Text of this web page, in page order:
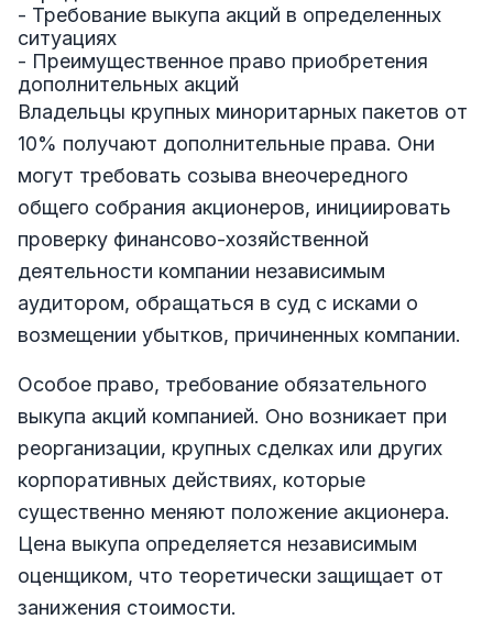
- Требование выкупа акций в определенных
ситуациях
- Преимущественное право приобретения
дополнительных акций
Владельцы крупных миноритарных пакетов от
10% получают дополнительные права. Они
могут требовать созыва внеочередного
общего собрания акционеров, инициировать
проверку финансово-хозяйственной
деятельности компании независимым
аудитором, обращаться в суд с исками о
возмещении убытков, причиненных компании.
Особое право, требование обязательного
выкупа акций компанией. Оно возникает при
реорганизации, крупных сделках или других
корпоративных действиях, которые
существенно меняют положение акционера.
Цена выкупа определяется независимым
оценщиком, что теоретически защищает от
занижения стоимости.